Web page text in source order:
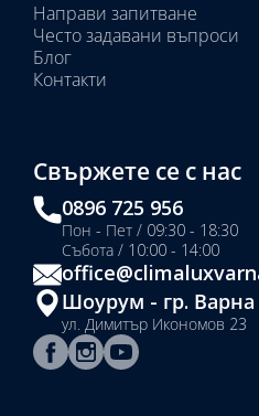
Направи запитване
Често задавани въпроси
Блог
Контакти
Свържете се с нас
0896 725 956
Пон - Пет / 09:30 - 18:30
Събота / 10:00 - 14:00
Шоурум - гр. Варна
ул. Димитър Икономов 23